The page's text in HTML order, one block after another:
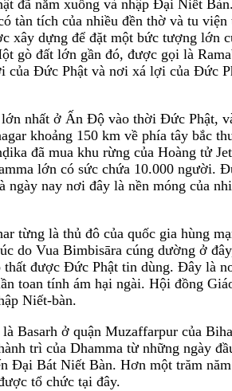
đã nằm xuống và nhập Đại Niết
tàn tích của nhiều đền thờ và tu
xây dựng để đặt một bức tượng lớn
gò đất lớn gần đó, được gọi là
của Đức Phật và nơi xá lợi của Đức
nhất ở Ấn Độ vào thời Đức Phật,
khoảng 150 km về phía tây bắc
đã mua khu rừng của Hoàng tử
lớn có sức chứa 10.000 người.
nay nơi đây là nền móng của
từng là thủ đô của quốc gia hùng
do Vua Bimbisāra cúng dường ở
được Đức Phật tin dùng. Đây là
toan tính ám hại ngài. Hội đồng
Niết-bàn.
Basarh ở quận Muzaffarpur của
trì của Dhamma từ những ngày
Đại Bát Niết Bàn. Hơn một trăm
tổ chức tại đây.